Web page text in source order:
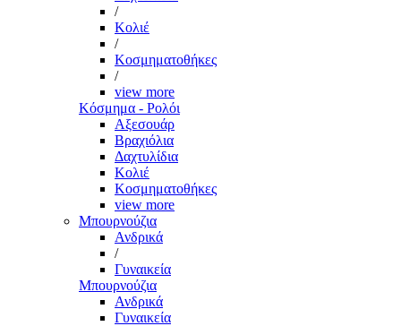
/
Κολιέ
/
Κοσμηματοθήκες
/
view more
Κόσμημα - Ρολόι
Αξεσουάρ
Βραχιόλια
Δαχτυλίδια
Κολιέ
Κοσμηματοθήκες
view more
Μπουρνούζια
Ανδρικά
/
Γυναικεία
Μπουρνούζια
Ανδρικά
Γυναικεία